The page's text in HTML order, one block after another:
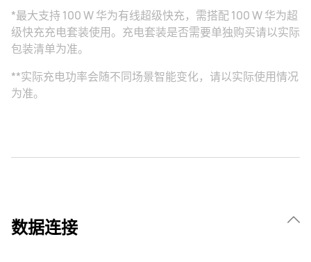
*最大支持 100 W 华为有线超级快充，需搭配 100 W 华为超
级快充充电套装使用。充电套装是否需要单独购买请以实际
包装清单为准。
**实际充电功率会随不同场景智能变化，请以实际使用情况
为准。
数据连接